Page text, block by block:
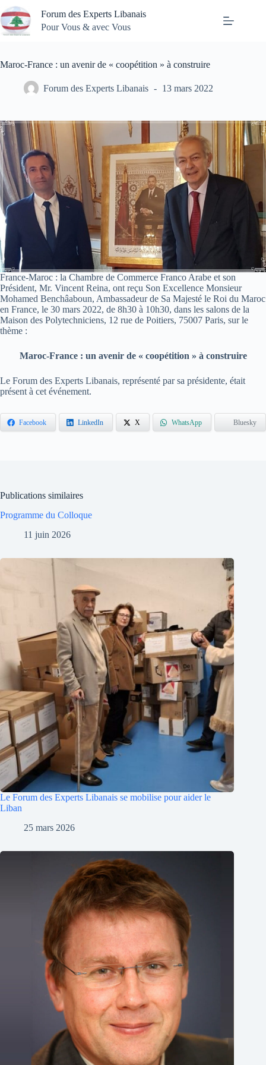
Passer
au
contenu
Forum des Experts Libanais
Pour Vous & avec Vous
Maroc-France : un avenir de « coopétition » à construire
Forum des Experts Libanais 13 mars 2022
France-Maroc : la Chambre de Commerce Franco Arabe et son
Président, Mr. Vincent Reina, ont reçu Son Excellence Monsieur
Mohamed Benchâaboun, Ambassadeur de Sa Majesté le Roi du Maroc
en France, le 30 mars 2022, de 8h30 à 10h30, dans les salons de la
Maison des Polytechniciens, 12 rue de Poitiers, 75007 Paris, sur le
thème :
Maroc-France : un avenir de « coopétition » à construire
Le Forum des Experts Libanais, représenté par sa présidente, était
présent à cet événement.
Facebook LinkedIn X WhatsApp Bluesky
Publications similaires
Programme du Colloque
11 juin 2026
Le Forum des Experts Libanais se mobilise pour aider le
Liban
25 mars 2026